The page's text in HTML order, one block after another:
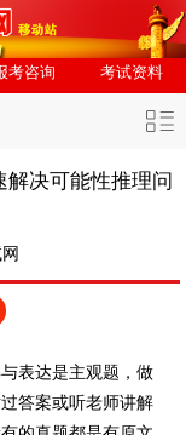
考咨询 考试资料
解决可能性推理问
表达是主观题，做
答案或听老师讲解